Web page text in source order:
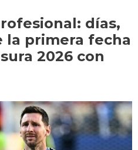
días,
la primera fecha
2026 con